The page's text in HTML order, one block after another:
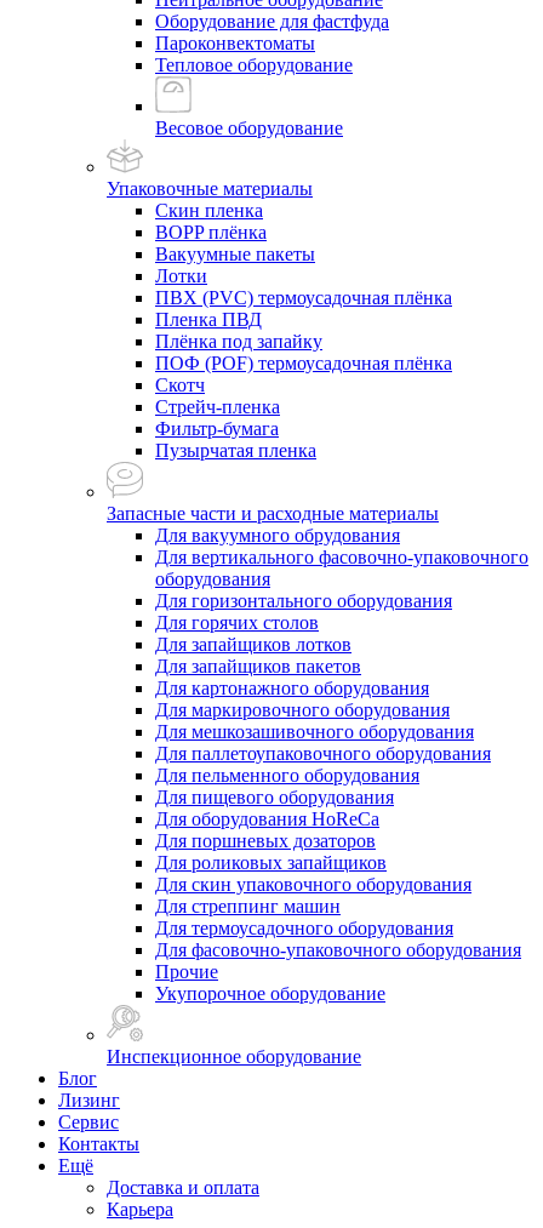
Оборудование для фастфуда
Пароконвектоматы
Тепловое оборудование
Весовое оборудование
Упаковочные материалы
Скин пленка
BOPP плёнка
Вакуумные пакеты
Лотки
ПВХ (PVC) термоусадочная плёнка
Пленка ПВД
Плёнка под запайку
ПОФ (POF) термоусадочная плёнка
Скотч
Стрейч-пленка
Фильтр-бумага
Пузырчатая пленка
Запасные части и расходные материалы
Для вакуумного обрудования
Для вертикального фасовочно-упаковочного
оборудования
Для горизонтального оборудования
Для горячих столов
Для запайщиков лотков
Для запайщиков пакетов
Для картонажного оборудования
Для маркировочного оборудования
Для мешкозашивочного оборудования
Для паллетоупаковочного оборудования
Для пельменного оборудования
Для пищевого оборудования
Для оборудования HoReCa
Для поршневых дозаторов
Для роликовых запайщиков
Для скин упаковочного оборудования
Для стреппинг машин
Для термоусадочного оборудования
Для фасовочно-упаковочного оборудования
Прочие
Укупорочное оборудование
Инспекционное оборудование
Блог
Лизинг
Сервис
Контакты
Ещё
Доставка и оплата
Карьера